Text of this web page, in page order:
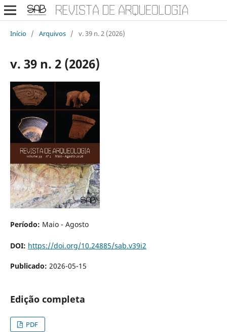
Início / Arquivos / v. 39 n. 2 (2026)
v. 39 n. 2 (2026)
Período: Maio - Agosto
DOI: https://doi.org/10.24885/sab.v39i2
Publicado: 2026-05-15
Edição completa
PDF